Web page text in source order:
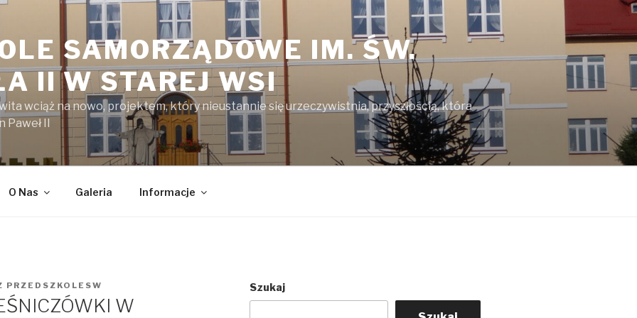
SAMORZĄDOWE IM. ŚW.
II W STAREJ WSI
wciąż na nowo, projektem, który nieustannie się urzeczywistnia, przyszłością, która
II
O Nas Galeria Informacje
PRZEDSZKOLESW
W
Szukaj